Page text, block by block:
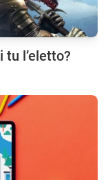
tu l’eletto?